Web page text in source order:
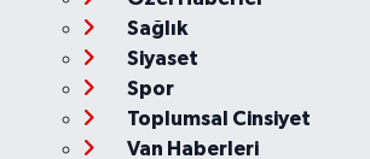
Sağlık
Siyaset
Spor
Toplumsal Cinsiyet
Van Haberleri